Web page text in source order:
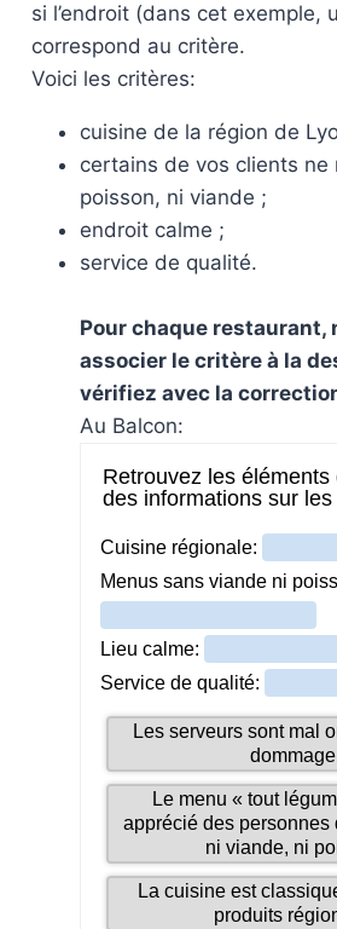
si l’endroit (dans cet exemple,
correspond au critère.
Voici les critères:
cuisine de la région de
certains de vos clients ne
poisson, ni viande ;
endroit calme ;
service de qualité.
Pour chaque restaurant,
associer le critère à la
vérifiez avec la
Au Balcon: